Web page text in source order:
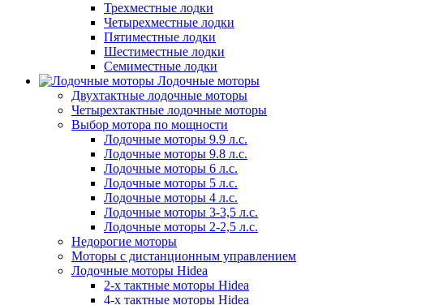
Трехместные лодки
Четырехместные лодки
Пятиместные лодки
Шестиместные лодки
Семиместные лодки
Лодочные моторы
Двухтактные лодочные моторы
Четырехтактные лодочные моторы
Выбор мотора по мощности
Лодочные моторы 9.9 л.с.
Лодочные моторы 9.8 л.с.
Лодочные моторы 6 л.с.
Лодочные моторы 5 л.с.
Лодочные моторы 4 л.с.
Лодочные моторы 3-3,5 л.с.
Лодочные моторы 2-2,5 л.с.
Недорогие моторы
Моторы с дистанционным управлением
Лодочные моторы Hidea
2-х тактные моторы Hidea
4-х тактные моторы Hidea